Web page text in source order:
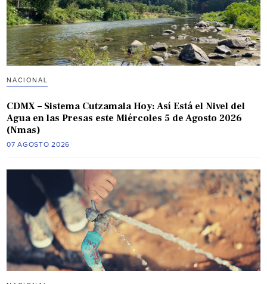
NACIONAL
CDMX – Sistema Cutzamala Hoy: Así Está el Nivel del
Agua en las Presas este Miércoles 5 de Agosto 2026
(Nmas)
07 AGOSTO 2026